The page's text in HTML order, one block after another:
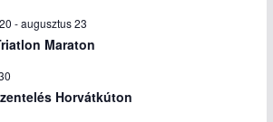
-augusztus 23
Maraton
Horvátkúton